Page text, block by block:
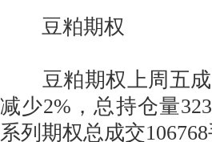
豆粕期权
豆粕期权上周五成
减少2%，总持仓量
系列期权总成交